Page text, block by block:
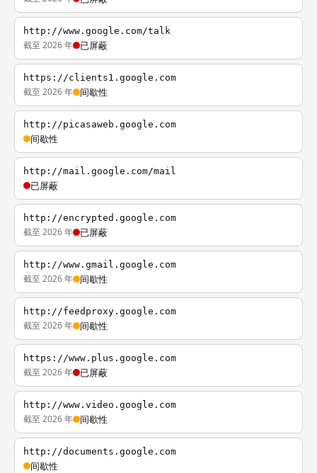
http://www.google.com/talk
截至 2026 年 已屏蔽
https://clients1.google.com
截至 2026 年 间歇性
http://picasaweb.google.com
间歇性
http://mail.google.com/mail
已屏蔽
http://encrypted.google.com
截至 2026 年 已屏蔽
http://www.gmail.google.com
截至 2026 年 间歇性
http://feedproxy.google.com
截至 2026 年 间歇性
https://www.plus.google.com
截至 2026 年 已屏蔽
http://www.video.google.com
截至 2026 年 间歇性
http://documents.google.com
间歇性